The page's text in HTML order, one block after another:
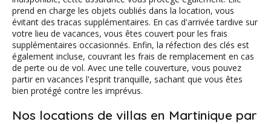
prend en charge les objets oubliés dans la location, vous
évitant des tracas supplémentaires. En cas d'arrivée tardive sur
votre lieu de vacances, vous êtes couvert pour les frais
supplémentaires occasionnés. Enfin, la réfection des clés est
également incluse, couvrant les frais de remplacement en cas
de perte ou de vol. Avec une telle couverture, vous pouvez
partir en vacances l'esprit tranquille, sachant que vous êtes
bien protégé contre les imprévus.
Nos locations de villas en Martinique par